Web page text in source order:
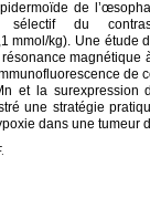
de
sélectif du
mmol/kg). Une étude
de
et la
une stratégie
dans une tumeur